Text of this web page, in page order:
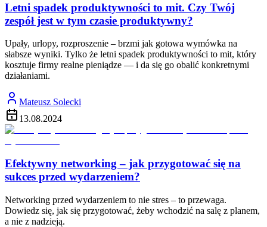
Letni spadek produktywności to mit. Czy Twój
zespół jest w tym czasie produktywny?
Upały, urlopy, rozproszenie – brzmi jak gotowa wymówka na
słabsze wyniki. Tylko że letni spadek produktywności to mit, który
kosztuje firmy realne pieniądze — i da się go obalić konkretnymi
działaniami.
Mateusz Solecki
13.08.2024
Efektywny networking – jak przygotować się na
sukces przed wydarzeniem?
Networking przed wydarzeniem to nie stres – to przewaga.
Dowiedz się, jak się przygotować, żeby wchodzić na salę z planem,
a nie z nadzieją.